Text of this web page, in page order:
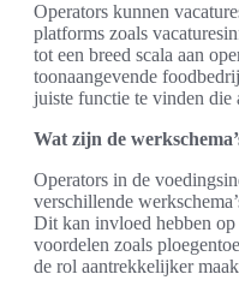
Operators kunnen
platforms zoals
tot een breed scala aan
toonaangevende
juiste functie te vinden die
Wat zijn de
Operators in de
verschillende
Dit kan invloed hebben
voordelen zoals
de rol aantrekkelijker